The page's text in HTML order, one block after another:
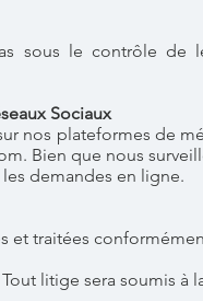
sous le contrôle de
Sociaux
nos plateformes de
Bien que nous
demandes en ligne.
et traitées
litige sera soumis à